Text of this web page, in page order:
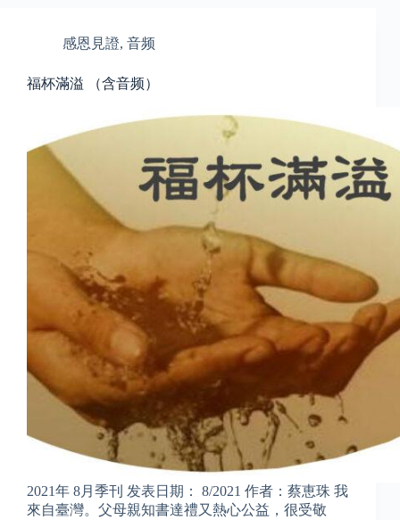
感恩見證, 音频
福杯滿溢 （含音频）
2021年 8月季刊 发表日期： 8/2021 作者：蔡恵珠 我
來自臺灣。父母親知書達禮又熱心公益，很受敬